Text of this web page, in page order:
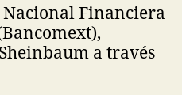
Nacional Financiera
a través